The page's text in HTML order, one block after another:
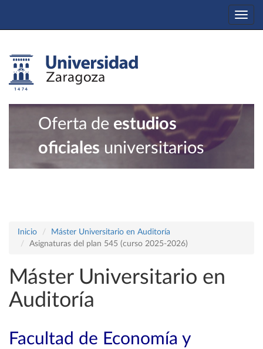
Oferta de estudios
oficiales universitarios
Inicio
Máster Universitario en Auditoría
Asignaturas del plan 545 (curso 2025-2026)
Máster Universitario en
Auditoría
Facultad de Economía y